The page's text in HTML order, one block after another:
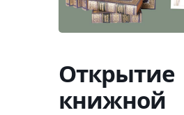
Открытие
книжной